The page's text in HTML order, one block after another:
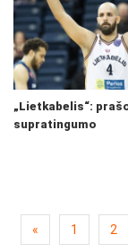
„Lietkabelis“:
supratingumo
« 1 2